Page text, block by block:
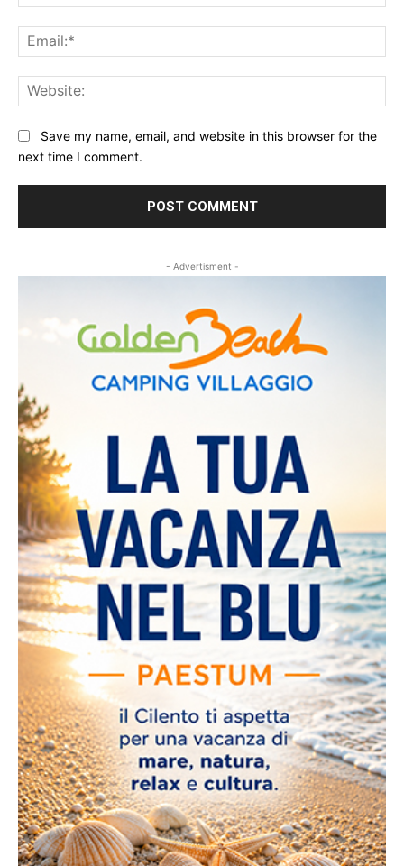
Save my name, email, and website in this browser for the
next time I comment.
- Advertisment -